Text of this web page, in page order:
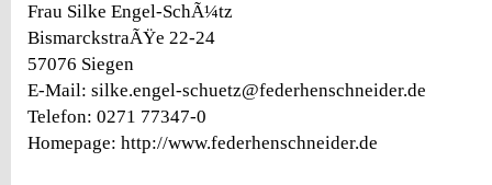
Frau Silke Engel-SchÃ¼tz
BismarckstraÃŸe 22-24
57076 Siegen
E-Mail: silke.engel-schuetz@federhenschneider.de
Telefon: 0271 77347-0
Homepage: http://www.federhenschneider.de